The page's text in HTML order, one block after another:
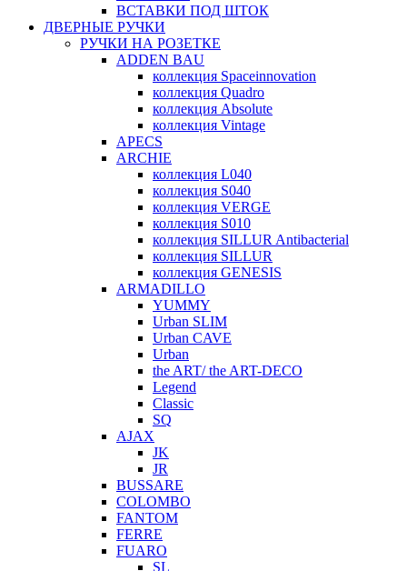
ВСТАВКИ ПОД ШТОК
ДВЕРНЫЕ РУЧКИ
РУЧКИ НА РОЗЕТКЕ
ADDEN BAU
коллекция Spaceinnovation
коллекция Quadro
коллекция Absolute
коллекция Vintage
APECS
ARCHIE
коллекция L040
коллекция S040
коллекция VERGE
коллекция S010
коллекция SILLUR Antibacterial
коллекция SILLUR
коллекция GENESIS
ARMADILLO
YUMMY
Urban SLIM
Urban CAVE
Urban
the ART/ the ART-DECO
Legend
Classic
SQ
AJAX
JK
JR
BUSSARE
COLOMBO
FANTOM
FERRE
FUARO
SL